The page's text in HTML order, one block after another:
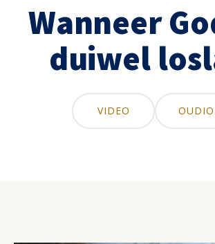
Wanneer
duiwel
VIDEO OUDIO